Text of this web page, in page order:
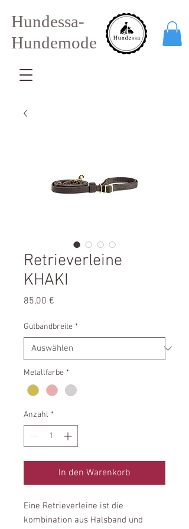
Hundessa-
Hundemode
Retrieverleine
KHAKI
85,00 €
Gutbandbreite *
Metallfarbe *
Anzahl *
In den Warenkorb
Eine Retrieverleine ist die
kombination aus Halsband und